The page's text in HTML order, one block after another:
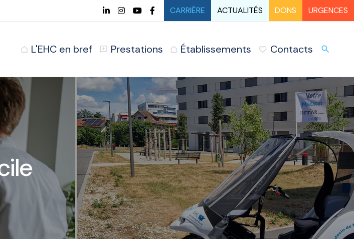
CARRIÈRE ACTUALITÉS DONS URGENCES
L'EHC en bref Prestations Établissements Contacts search